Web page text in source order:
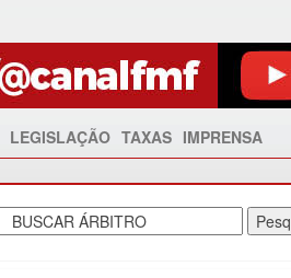
LEGISLAÇÃO TAXAS IMPRENSA